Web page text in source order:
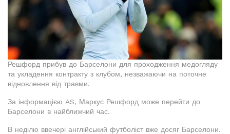
Решфорд прибув до Барселони для проходження медогляду
та укладення контракту з клубом, незважаючи на поточне
відновлення від травми.
За інформацією AS, Маркус Решфорд може перейти до
Барселони в найближчий час.
В неділю ввечері англійський футболіст вже досяг Барселони.